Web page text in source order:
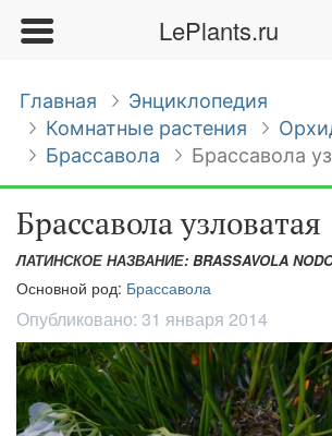
LePlants.ru
Главная
Энциклопедия
Комнатные растения
Брассавола
Брассавола
Брассавола узловатая
ЛАТИНСКОЕ НАЗВАНИЕ: BRASSAVOLA
Основной род: Брассавола
Опубликовано: 31 января 2014